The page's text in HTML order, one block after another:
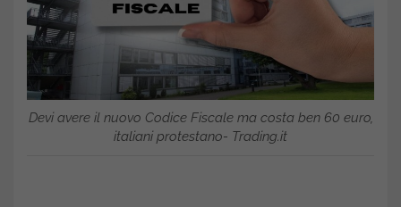
Devi avere il nuovo Codice Fiscale ma costa ben 60 euro,
italiani protestano- Trading.it